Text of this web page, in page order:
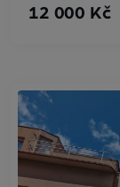
12 000 Kč